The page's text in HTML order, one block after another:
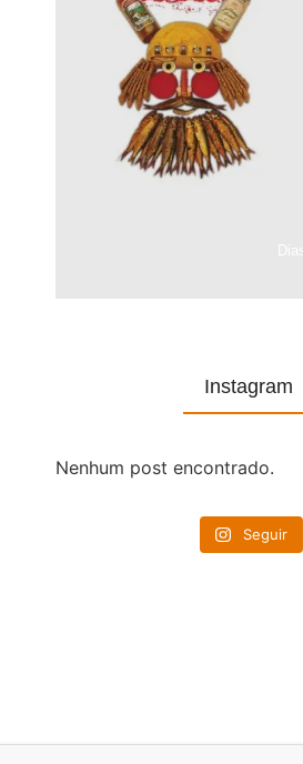
Instagram
Nenhum post encontrado.
Seguir